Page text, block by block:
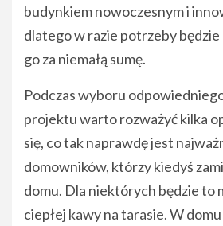
budynkiem nowoczesnym i
dlatego w razie potrzeby będzie
go za niemałą sumę.
Podczas wyboru
projektu warto rozważyć kilka
się, co tak naprawdę jest
domowników, którzy kiedyś
domu. Dla niektórych będzie to
ciepłej kawy na tarasie. W